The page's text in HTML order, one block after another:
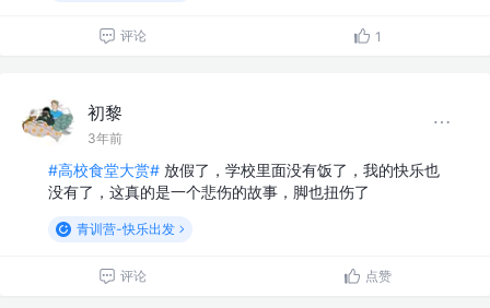
评论 1
初黎
3年前
#高校食堂大赏# 放假了，学校里面没有饭了，我的快乐也
没有了，这真的是一个悲伤的故事，脚也扭伤了
青训营-快乐出发
评论 点赞